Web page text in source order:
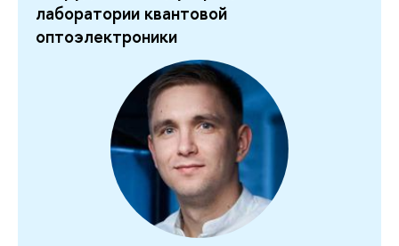
лаборатории квантовой
оптоэлектроники